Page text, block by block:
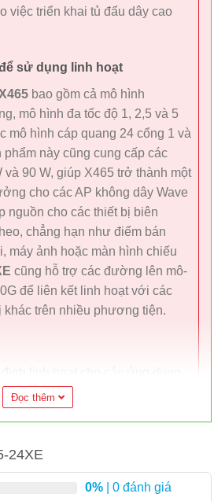
việc triển khai tủ đấu dây cao
sử dụng linh hoạt
bao gồm cả mô hình
mô hình đa tốc độ 1, 2,5 và 5
mô hình cáp quang 24 cổng 1 và
phẩm này cũng cung cấp các
và 90 W, giúp X465 trở thành một
cho các AP không dây Wave
nguồn cho các thiết bị biên
chẳng hạn như điểm bán
máy ảnh hoặc màn hình chiếu
cũng hỗ trợ các đường lên mô-
để liên kết linh hoạt với các
khác trên nhiều phương tiện.
cạnh nâng cao
24 và 48 cổng với kết nối
mô-đun 10Gb/25Gb/40Gb
W và 90 W (IEEE 80 2.3at /
Đọc thêm
24XE
0% | 0 đánh giá